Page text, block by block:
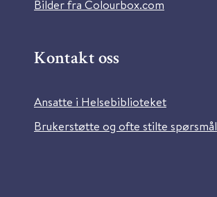
Bilder fra Colourbox.com
Kontakt oss
Ansatte i Helsebiblioteket
Brukerstøtte og ofte stilte spørsmål